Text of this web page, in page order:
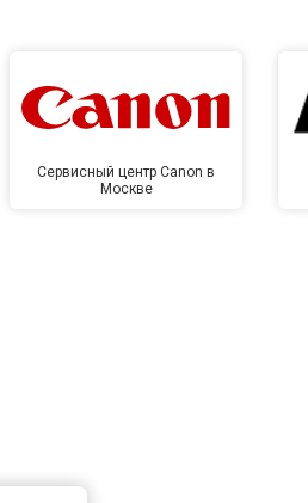
Сервисный центр Canon в
Москве